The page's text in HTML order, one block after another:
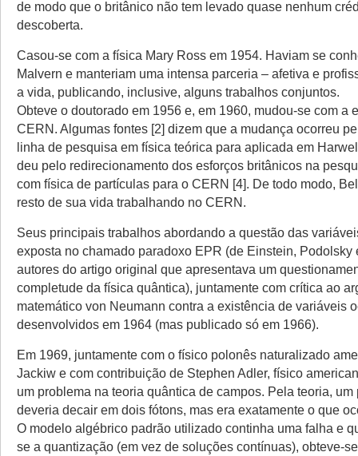
de modo que o britânico não tem levado quase nenhum
descoberta.
Casou-se com a física Mary Ross em 1954. Haviam se
Malvern e manteriam uma intensa parceria – afetiva e
a vida, publicando, inclusive, alguns trabalhos conjuntos.
Obteve o doutorado em 1956 e, em 1960, mudou-se com a
CERN. Algumas fontes [2] dizem que a mudança ocorreu
linha de pesquisa em física teórica para aplicada em
deu pelo redirecionamento dos esforços britânicos na
com física de partículas para o CERN [4]. De todo modo,
resto de sua vida trabalhando no CERN.
Seus principais trabalhos abordando a questão das
exposta no chamado paradoxo EPR (de Einstein, Podolsky
autores do artigo original que apresentava um
completude da física quântica), juntamente com crítica ao
matemático von Neumann contra a existência de variáveis
desenvolvidos em 1964 (mas publicado só em 1966).
Em 1969, juntamente com o físico polonês naturalizado
Jackiw e com contribuição de Stephen Adler, físico
um problema na teoria quântica de campos. Pela teoria, um
deveria decair em dois fótons, mas era exatamente o que
O modelo algébrico padrão utilizado continha uma falha e
se a quantização (em vez de soluções contínuas), obteve-